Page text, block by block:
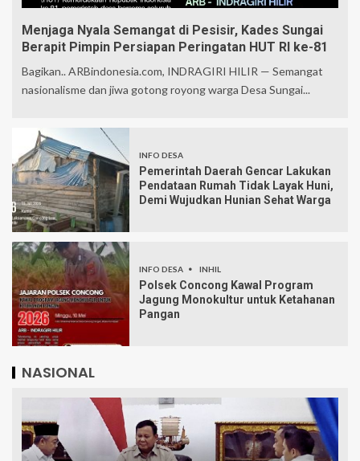
Menjaga Nyala Semangat di Pesisir, Kades Sungai
Berapit Pimpin Persiapan Peringatan HUT RI ke-81
Bagikan.. ARBindonesia.com, INDRAGIRI HILIR — Semangat
nasionalisme dan jiwa gotong royong warga Desa Sungai...
INFO DESA
Pemerintah Daerah Gencar Lakukan
Pendataan Rumah Tidak Layak Huni,
Demi Wujudkan Hunian Sehat Warga
INFO DESA INHIL
Polsek Concong Kawal Program
Jagung Monokultur untuk Ketahanan
Pangan
NASIONAL